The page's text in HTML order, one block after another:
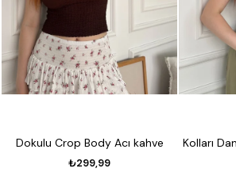
Dokulu Crop Body Acı kahve
₺299,99